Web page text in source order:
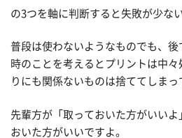
の3つを軸に判断すると失敗が少ない
普段は使わないようなものでも、
時のことを考えるとプリントは中
りにも関係ないものは捨ててしまっ
先輩方が「取っておいた方がいい
おいた方がいいですよ。